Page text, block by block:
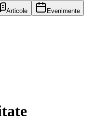
Articole Evenimente